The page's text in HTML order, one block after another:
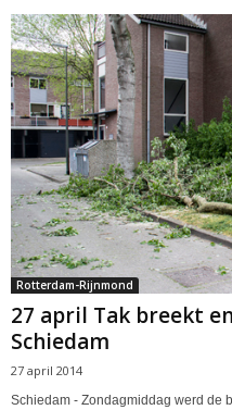
Rotterdam-Rijnmond
27 april Tak breekt
Schiedam
27 april 2014
Schiedam - Zondagmiddag werd de